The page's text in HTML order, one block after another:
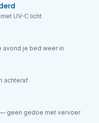
UV-C licht
je bed weer in
achteraf
geen gedoe met vervoer